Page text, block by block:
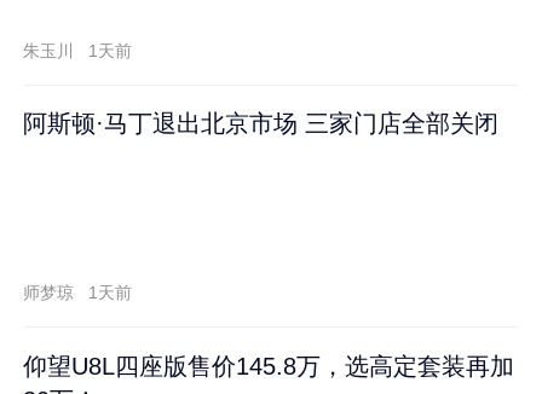
朱玉川 1天前
阿斯顿·马丁退出北京市场 三家门店全部关闭
师梦琼 1天前
仰望U8L四座版售价145.8万，选高定套装再加